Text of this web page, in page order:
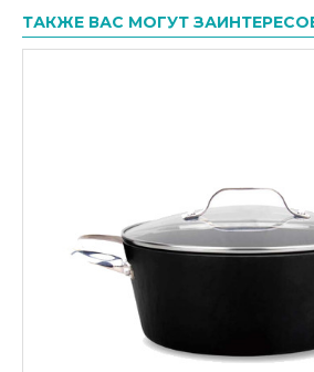
ТАКЖЕ ВАС МОГУТ